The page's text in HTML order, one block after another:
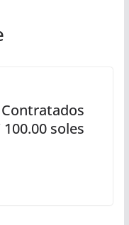
soles